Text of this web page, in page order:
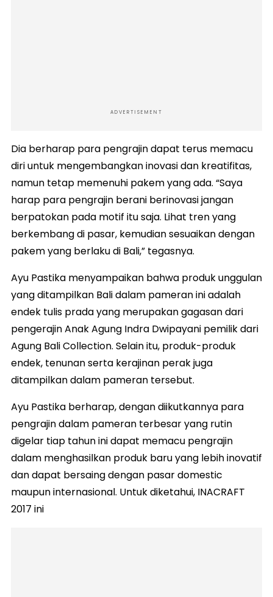
ADVERTISEMENT
Dia berharap para pengrajin dapat terus memacu
diri untuk mengembangkan inovasi dan kreatifitas,
namun tetap memenuhi pakem yang ada. “Saya
harap para pengrajin berani berinovasi jangan
berpatokan pada motif itu saja. Lihat tren yang
berkembang di pasar, kemudian sesuaikan dengan
pakem yang berlaku di Bali,” tegasnya.
Ayu Pastika menyampaikan bahwa produk unggulan
yang ditampilkan Bali dalam pameran ini adalah
endek tulis prada yang merupakan gagasan dari
pengerajin Anak Agung Indra Dwipayani pemilik dari
Agung Bali Collection. Selain itu, produk-produk
endek, tenunan serta kerajinan perak juga
ditampilkan dalam pameran tersebut.
Ayu Pastika berharap, dengan diikutkannya para
pengrajin dalam pameran terbesar yang rutin
digelar tiap tahun ini dapat memacu pengrajin
dalam menghasilkan produk baru yang lebih inovatif
dan dapat bersaing dengan pasar domestic
maupun internasional. Untuk diketahui, INACRAFT
2017 ini